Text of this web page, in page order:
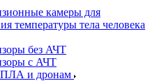
камеры для
температуры тела человека
без АЧТ
с АЧТ
и дронам